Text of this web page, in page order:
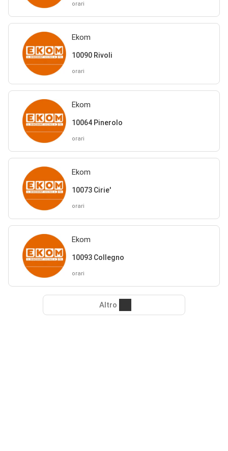
orari
Ekom
10090 Rivoli
orari
Ekom
10064 Pinerolo
orari
Ekom
10073 Cirie'
orari
Ekom
10093 Collegno
orari
Altro